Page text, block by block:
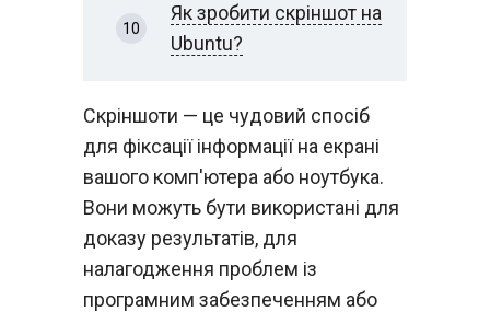
Як зробити скріншот на
Ubuntu?
Скріншоти — це чудовий спосіб
для фіксації інформації на екрані
вашого комп'ютера або ноутбука.
Вони можуть бути використані для
доказу результатів, для
налагодження проблем із
програмним забезпеченням або